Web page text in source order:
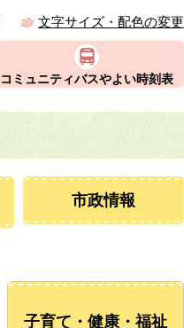
文字サイズ・配色の変更
コミュニティバスやよい時刻表
市政情報
子育て・健康・福祉